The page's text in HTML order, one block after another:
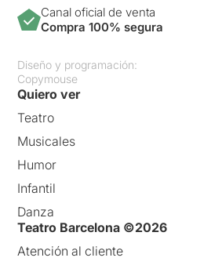
Canal oficial de venta
Compra 100% segura
Diseño y programación:
Copymouse
Quiero ver
Teatro
Musicales
Humor
Infantil
Danza
Teatro Barcelona ©2026
Atención al cliente